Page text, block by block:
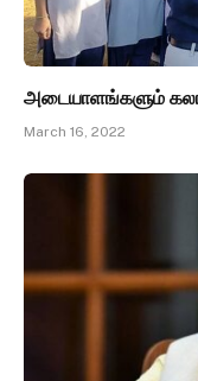
அடையாளங்களும்
March 16, 2022